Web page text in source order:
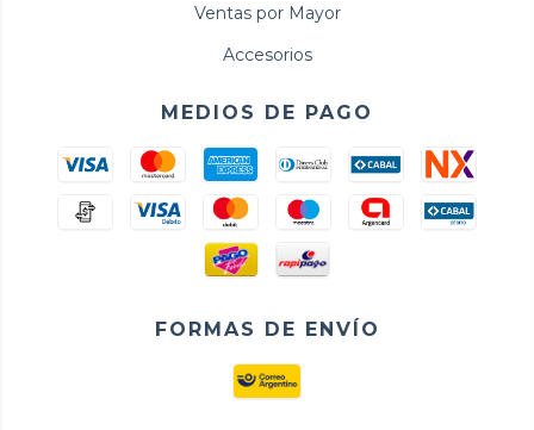
Ventas por Mayor
Accesorios
MEDIOS DE PAGO
FORMAS DE ENVÍO